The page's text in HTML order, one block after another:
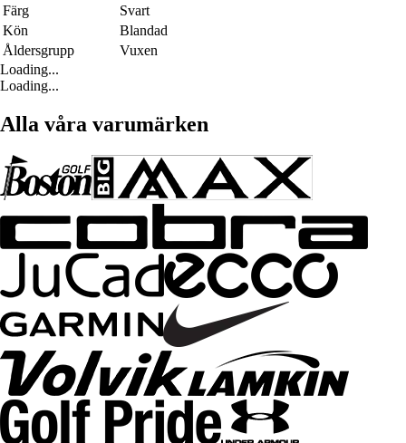
Färg
Svart
Kön
Blandad
Åldersgrupp
Vuxen
Loading...
Loading...
Alla våra varumärken